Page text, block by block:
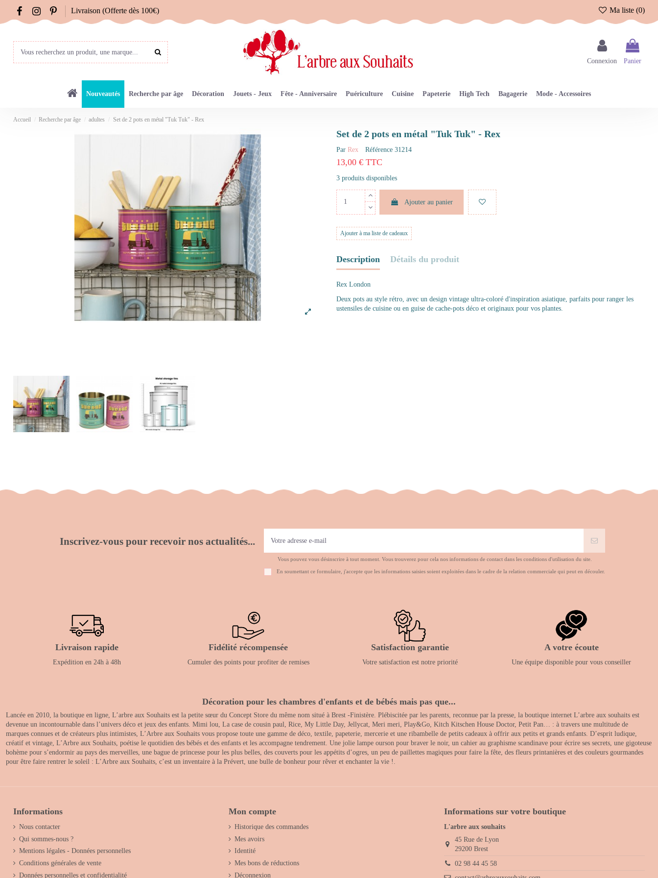
Livraison (Offerte dès 100€) Ma liste (0)
Connexion Panier
Nouveautés Recherche par âge Décoration Jouets - Jeux Fête - Anniversaire Puériculture Cuisine Papeterie High Tech Bagagerie Mode - Accessoires
Accueil Recherche par âge adultes Set de 2 pots en métal "Tuk Tuk" - Rex
Set de 2 pots en métal "Tuk Tuk" - Rex
Par Rex Référence 31214
13,00 € TTC
3 produits disponibles
Ajouter au panier
Ajouter à ma liste de cadeaux
Description Détails du produit
Rex London
Deux pots au style rétro, avec un design vintage ultra-coloré d'inspiration asiatique, parfaits pour ranger les
ustensiles de cuisine ou en guise de cache-pots déco et originaux pour vos plantes.
Inscrivez-vous pour recevoir nos actualités...
Vous pouvez vous désinscrire à tout moment. Vous trouverez pour cela nos informations de contact dans les conditions d'utilisation du site.
En soumettant ce formulaire, j'accepte que les informations saisies soient exploitées dans le cadre de la relation commerciale qui peut en découler.
Livraison rapide
Expédition en 24h à 48h
Fidélité récompensée
Cumuler des points pour profiter de remises
Satisfaction garantie
Votre satisfaction est notre priorité
A votre écoute
Une équipe disponible pour vous conseiller
Décoration pour les chambres d'enfants et de bébés mais pas que...
Lancée en 2010, la boutique en ligne, L’arbre aux Souhaits est la petite sœur du Concept Store du même nom situé à Brest -Finistère. Plébiscitée par les parents, reconnue par la presse, la boutique internet L’arbre aux souhaits est
devenue un incontournable dans l’univers déco et jeux des enfants. Mimi lou, La case de cousin paul, Rice, My Little Day, Jellycat, Meri meri, Play&Go, Kitch Kitschen House Doctor, Petit Pan… : à travers une multitude de
marques connues et de créateurs plus intimistes, L’Arbre aux Souhaits vous propose toute une gamme de déco, textile, papeterie, mercerie et une ribambelle de petits cadeaux à offrir aux petits et grands enfants. D’esprit ludique,
créatif et vintage, L’Arbre aux Souhaits, poétise le quotidien des bébés et des enfants et les accompagne tendrement. Une jolie lampe ourson pour braver le noir, un cahier au graphisme scandinave pour écrire ses secrets, une gigoteuse
bohème pour s’endormir au pays des merveilles, une bague de princesse pour les plus belles, des couverts pour les appétits d’ogres, un peu de paillettes magiques pour faire la fête, des fleurs printanières et des couleurs gourmandes
pour être faire rentrer le soleil : L’Arbre aux Souhaits, c’est un inventaire à la Prévert, une bulle de bonheur pour rêver et enchanter la vie !.
Informations
Nous contacter
Qui sommes-nous ?
Mentions légales - Données personnelles
Conditions générales de vente
Données personnelles et confidentialité
Mon compte
Historique des commandes
Mes avoirs
Identité
Mes bons de réductions
Déconnexion
Informations sur votre boutique
L'arbre aux souhaits
45 Rue de Lyon
29200 Brest
02 98 44 45 58